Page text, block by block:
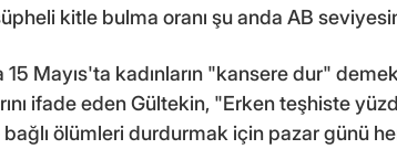
kitle bulma oranı şu anda AB
15 Mayıs'ta kadınların "kansere dur"
ifade eden Gültekin, "Erken teşhiste
ölümleri durdurmak için pazar günü